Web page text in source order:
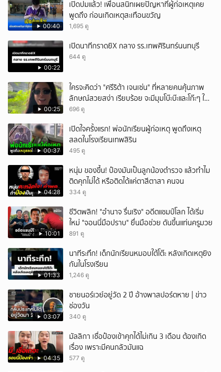
00:40
เปิดปมแล้ว! เพื่อนสนิทเผยปัญหาที่ผู้ก่อเหตุเคย
พูดถึง ก่อนเกิดเหตุสะเทือนขวัญ
1,695 ดู
00:22
เปิดนาทีกราดยิX กลาง รร.เทพศิรินทร์นนทบุรี
644 ดู
00:25
ใครจะคิดว่า "ศรีริต้า เจนเซ่น" ที่หลายคนคุ้นภาพ
ลักษณ์สวยสง่า เรียบร้อย จะมีมุมโบ๊ะบ๊ะและโก๊ะๆ ให้
ได้อมยิ้มเหมือนกัน งานนี้ทำเอาแฟนๆ ทั้งเอ็นดูทั้ง
696 ดู
00:37
เปิดใจครั้งแรก! พ่อนักเรียนผู้ก่อเหตุ พูดถึงเหตุ
สลดในโรงเรียนเทพสิริน
495 ดู
04:28
หนุ่ม ของขึ้น! ป๋องมันเป็นลูกน้องตำรวจ แล้วทำไม
ติดคุกไม่ได้ หรือติดได้แค่ตาสีตาสา คนจน
334 ดู
10:01
ชีวิตพลิก! "อำนาจ รื่นเริง" อดีตแชมป์โลก ได้เริ่ม
ใหม่ "จอนนี่มือปราบ" ยื่นมือช่วย ดันขึ้นแท่นครูมวย
891 ดู
01:33
นาทีระทึก! เด็กนักเรียนหมอบใต้โต๊ะ หลังเกิดเหตุยิง
กันในโรงเรียน
1,246 ดู
03:07
ชายนอร์เวย์อยู่วัด 2 ปี อ้างพาสปอร์ตหาย | ข่าว
ช่องวัน
340 ดู
04:35
มัลลิกา เชื่อป๋องเข้าคุกได้ไม่เกิน 3 เดือน ต้องเกิด
เรื่อง เพราะมีคนกลัวมันแฉ
577 ดู